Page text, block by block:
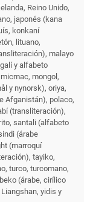
Reino Unido,
japonés (kana
konkaní
lituano,
malayo
y alfabeto
mongol,
y nynorsk), oriya,
Afganistán), polaco,
(transliteración),
santali (alfabeto
(árabe
(marroquí
tayiko,
turco, turcomano,
(árabe, cirílico
yidis y